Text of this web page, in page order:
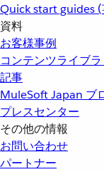
Quick start guides (
資料
お客様事例
コンテンツライブラ
記事
MuleSoft Japan ブ
プレスセンター
その他の情報
お問い合わせ
パートナー